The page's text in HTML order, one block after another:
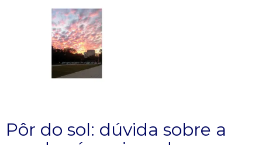
Pôr do sol: dúvida sobre a